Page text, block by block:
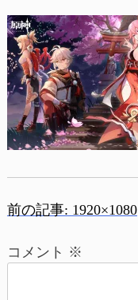
投
稿
前の記事: 1920×1080
コメント ※